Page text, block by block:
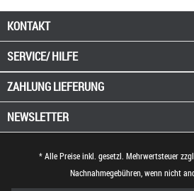
KONTAKT
SERVICE/ HILFE
ZAHLUNGLIEFERUNG
NEWSLETTER
* Alle Preise inkl. gesetzl. Mehrwertsteuer zzgl.
Nachnahmegebühren, wenn nicht